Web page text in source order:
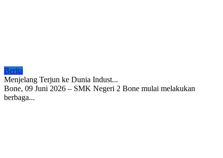
Berita
Menjelang Terjun ke Dunia Indust...
Bone, 09 Juni 2026 – SMK Negeri 2 Bone mulai melakukan
berbaga...